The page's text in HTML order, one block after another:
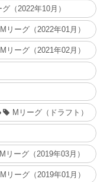
グ（2022年10月）
Mリーグ（2022年01月）
Mリーグ（2021年02月）
Mリーグ（ドラフト）
Mリーグ（2019年03月）
Mリーグ（2019年01月）